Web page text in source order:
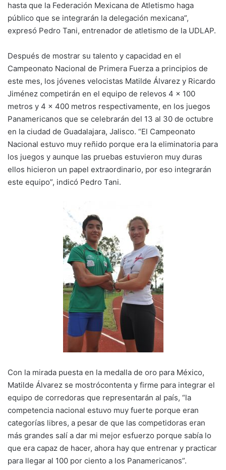
hasta que la Federación Mexicana de Atletismo haga
público que se integrarán la delegación mexicana”,
expresó Pedro Tani, entrenador de atletismo de la UDLAP.
Después de mostrar su talento y capacidad en el
Campeonato Nacional de Primera Fuerza a principios de
este mes, los jóvenes velocistas Matilde Álvarez y Ricardo
Jiménez competirán en el equipo de relevos 4 x 100
metros y 4 x 400 metros respectivamente, en los juegos
Panamericanos que se celebrarán del 13 al 30 de octubre
en la ciudad de Guadalajara, Jalisco. “El Campeonato
Nacional estuvo muy reñido porque era la eliminatoria para
los juegos y aunque las pruebas estuvieron muy duras
ellos hicieron un papel extraordinario, por eso integrarán
este equipo”, indicó Pedro Tani.
Con la mirada puesta en la medalla de oro para México,
Matilde Álvarez se mostrócontenta y firme para integrar el
equipo de corredoras que representarán al país, “la
competencia nacional estuvo muy fuerte porque eran
categorías libres, a pesar de que las competidoras eran
más grandes salí a dar mi mejor esfuerzo porque sabía lo
que era capaz de hacer, ahora hay que entrenar y practicar
para llegar al 100 por ciento a los Panamericanos”.